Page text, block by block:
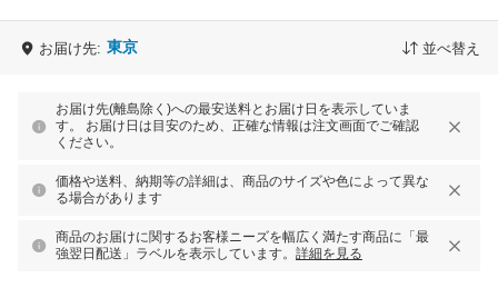
お届け先: 東京 並べ替え
お届け先(離島除く)への最安送料とお届け日を表示していま
す。 お届け日は目安のため、正確な情報は注文画面でご確認
ください。
価格や送料、納期等の詳細は、商品のサイズや色によって異な
る場合があります
商品のお届けに関するお客様ニーズを幅広く満たす商品に「最
強翌日配送」ラベルを表示しています。 詳細を見る